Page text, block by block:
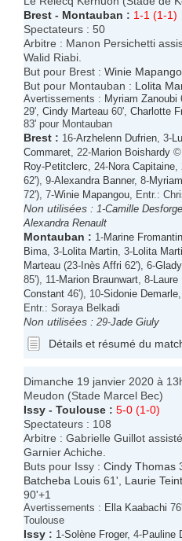
Brest - Montauban : 1-1 (1-1)
Spectateurs : 50
Arbitre : Manon Persichetti
Walid Riabi.
But pour Brest : Winie
But pour Montauban : Lolita
Avertissements : Myriam Zanoubi
29', Cindy Marteau 60', Charlotte
83' pour Montauban
Brest : 16-Arzhelenn Dufrien , 3-
Commaret , 22-Marion Boishardy
Roy-Petitclerc , 24-Nora Capitaine
62'), 9-Alexandra Banner, 8-
72'), 7-Winie Mapangou , Entr.:
Non utilisées : 1-Camille
Alexandra Renault
Montauban : 1-Marine Fromantin
Bima , 3- Lolita Martin , 3- Lolita
Marteau (23- Inès Affri 62'), 6-
85'), 11-Marion Braunwart , 8-
Constant 46'), 10-Sidonie Demarle
Entr.: Soraya Belkadi
Non utilisées : 29-Jade Giuly
Détails et résumé du
Dimanche 19 janvier 2020 à
Meudon (Stade Marcel Bec)
Issy - Toulouse : 5-0 (1-0)
Spectateurs : 108
Arbitre : Gabrielle Guillot
Garnier Achiche.
Buts pour Issy : Cindy Thomas
Batcheba Louis 61', Laurie
90'+1
Avertissements : Ella Kaabachi
Toulouse
Issy : 1-Solène Froger, 4-Pauline